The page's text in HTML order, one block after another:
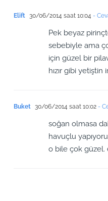
Elift 30/06/2014 saat 10:04 -
Pek beyaz
sebebiyle ama
için güzel bir
hızır gibi yetiştin
Buket 30/06/2014 saat 10:02-
soğan olmasa
havuçlu
o bile çok güzel.